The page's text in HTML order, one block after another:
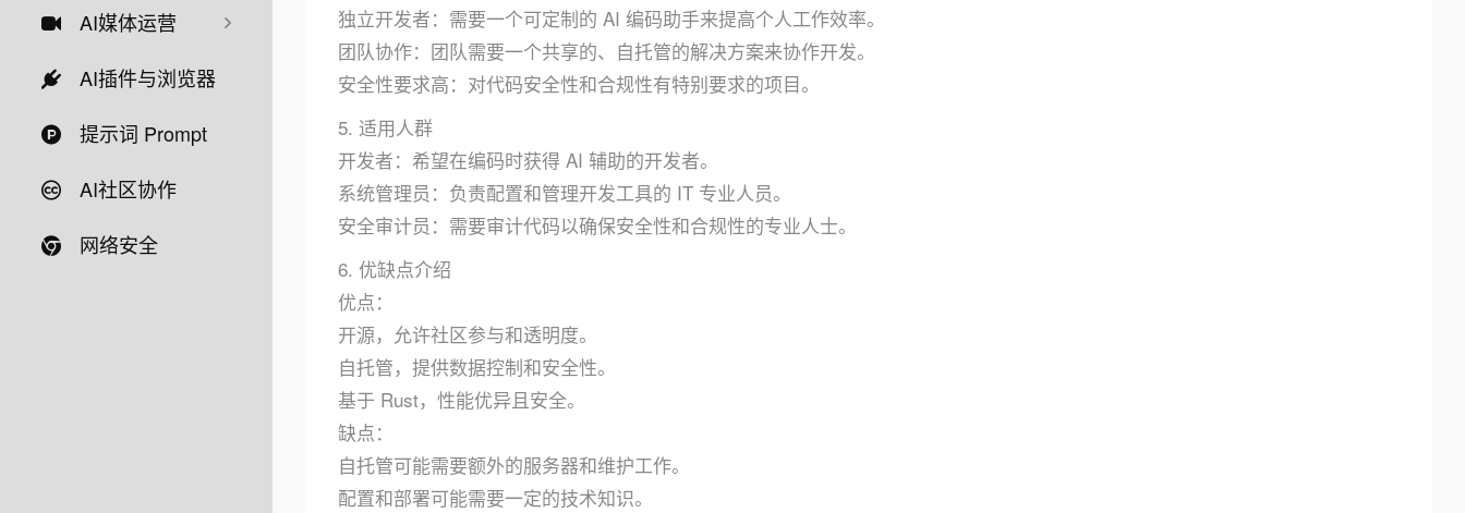
AI媒体运营
AI插件与浏览器
提示词 Prompt
AI社区协作
网络安全
独立开发者：需要一个可定制的 AI 编码助手来提高个人工作效率。
团队协作：团队需要一个共享的、自托管的解决方案来协作开发。
安全性要求高：对代码安全性和合规性有特别要求的项目。
5. 适用人群
开发者：希望在编码时获得 AI 辅助的开发者。
系统管理员：负责配置和管理开发工具的 IT 专业人员。
安全审计员：需要审计代码以确保安全性和合规性的专业人士。
6. 优缺点介绍
优点：
开源，允许社区参与和透明度。
自托管，提供数据控制和安全性。
基于 Rust，性能优异且安全。
缺点：
自托管可能需要额外的服务器和维护工作。
配置和部署可能需要一定的技术知识。